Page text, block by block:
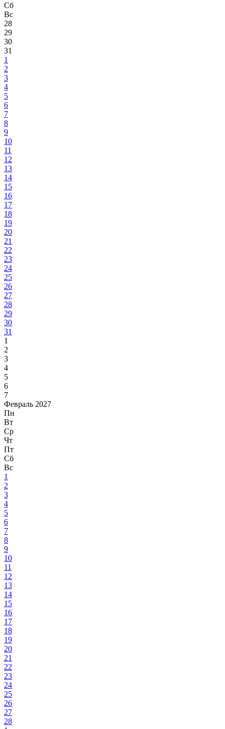
Сб
Вс
28
29
30
31
1
2
3
4
5
6
7
8
9
10
11
12
13
14
15
16
17
18
19
20
21
22
23
24
25
26
27
28
29
30
31
1
2
3
4
5
6
7
Февраль 2027
Пн
Вт
Ср
Чт
Пт
Сб
Вс
1
2
3
4
5
6
7
8
9
10
11
12
13
14
15
16
17
18
19
20
21
22
23
24
25
26
27
28